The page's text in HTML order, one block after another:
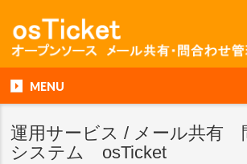
MENU
運用サービス / メール共有
システム osTicket